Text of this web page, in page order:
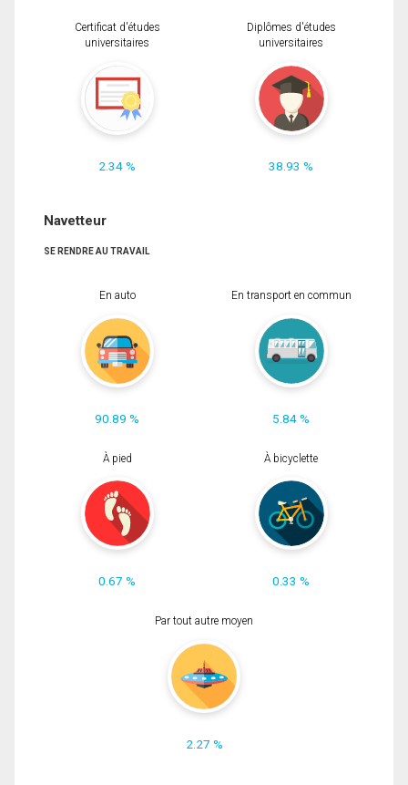
Certificat d'études
universitaires
2.34 %
Diplômes d'études
universitaires
38.93 %
Navetteur
SE RENDRE AU TRAVAIL
En auto
90.89 %
En transport en commun
5.84 %
À pied
0.67 %
À bicyclette
0.33 %
Par tout autre moyen
2.27 %